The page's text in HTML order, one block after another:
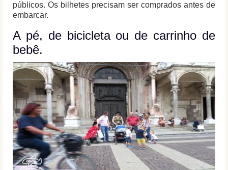
públicos. Os bilhetes precisam ser comprados antes de
embarcar.
A pé, de bicicleta ou de carrinho de
bebê.